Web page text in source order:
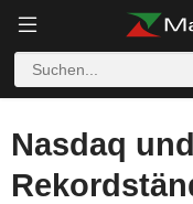
Nasdaq